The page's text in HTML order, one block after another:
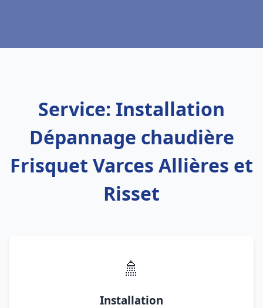
Service: Installation
Dépannage chaudière
Frisquet Varces Allières et
Risset
🚿
Installation